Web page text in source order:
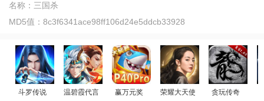
名称： 三国杀
MD5值： 8c3f6341ace98ff106d24e5ddcb33928
斗罗传说
温碧霞代言
赢万元奖
荣耀大天使
贪玩传奇